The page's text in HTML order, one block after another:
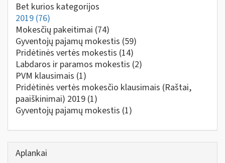
Bet kurios kategorijos
2019 (76)
Mokesčių pakeitimai (74)
Gyventojų pajamų mokestis (59)
Pridėtinės vertės mokestis (14)
Labdaros ir paramos mokestis (2)
PVM klausimais (1)
Pridėtinės vertės mokesčio klausimais (Raštai,
paaiškinimai) 2019 (1)
Gyventojų pajamų mokestis (1)
Aplankai